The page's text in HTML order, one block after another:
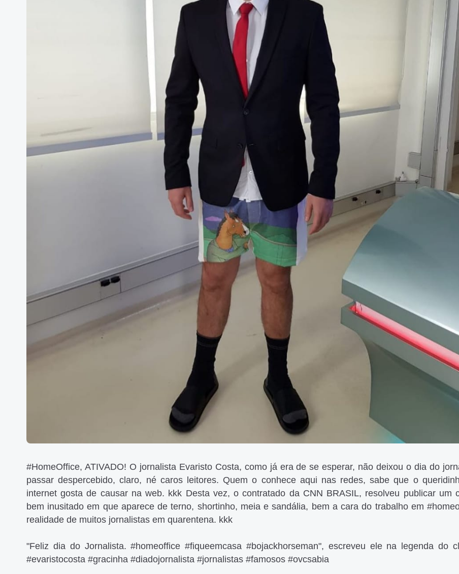
#HomeOffice, ATIVADO! O jornalista Evaristo Costa, como já era de se esperar, não deixou o dia do
passar despercebido, claro, né caros leitores. Quem o conhece aqui nas redes, sabe que o
internet gosta de causar na web. kkk Desta vez, o contratado da CNN BRASIL, resolveu publicar um
bem inusitado em que aparece de terno, shortinho, meia e sandália, bem a cara do trabalho em
realidade de muitos jornalistas em quarentena. kkk
"Feliz dia do Jornalista. #homeoffice #fiqueemcasa #bojackhorseman", escreveu ele na legenda do
#evaristocosta #gracinha #diadojornalista #jornalistas #famosos #ovcsabia